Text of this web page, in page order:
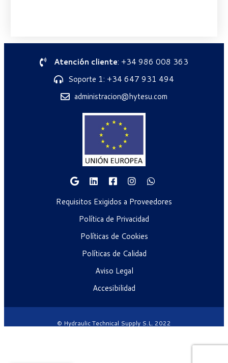
Atención cliente: +34 986 008 363
Soporte 1: +34 647 931 494
administracion@hytesu.com
Requisitos Exigidos a Proveedores
Política de Privacidad
Políticas de Cookies
Políticas de Calidad
Aviso Legal
Accesibilidad
© Hydraulic Technical Supply S.L. 2022